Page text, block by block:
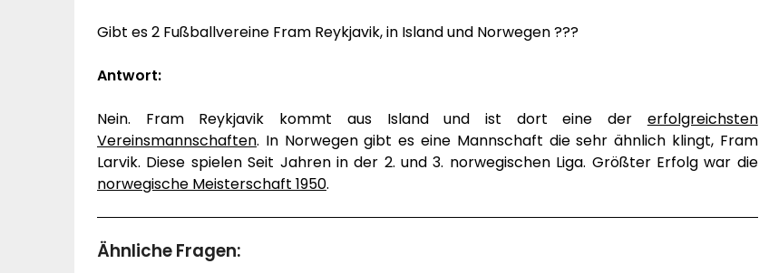
Gibt es 2 Fußballvereine Fram Reykjavik, in Island und Norwegen ???
Antwort:
Nein. Fram Reykjavik kommt aus Island und ist dort eine der erfolgreichsten
Vereinsmannschaften. In Norwegen gibt es eine Mannschaft die sehr ähnlich klingt, Fram
Larvik. Diese spielen Seit Jahren in der 2. und 3. norwegischen Liga. Größter Erfolg war die
norwegische Meisterschaft 1950.
Ähnliche Fragen: